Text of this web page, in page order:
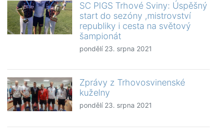
SC PIGS Trhové Sviny: Úspěšný
start do sezóny ,mistrovství
republiky i cesta na světový
šampionát
pondělí 23. srpna 2021
Zprávy z Trhovosvinenské
kuželny
pondělí 23. srpna 2021